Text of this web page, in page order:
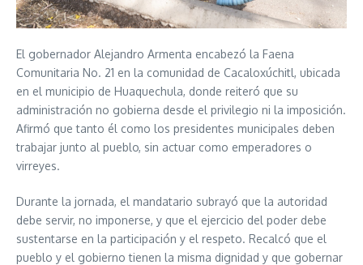
El gobernador Alejandro Armenta encabezó la Faena
Comunitaria No. 21 en la comunidad de Cacaloxúchitl, ubicada
en el municipio de Huaquechula, donde reiteró que su
administración no gobierna desde el privilegio ni la imposición.
Afirmó que tanto él como los presidentes municipales deben
trabajar junto al pueblo, sin actuar como emperadores o
virreyes.
Durante la jornada, el mandatario subrayó que la autoridad
debe servir, no imponerse, y que el ejercicio del poder debe
sustentarse en la participación y el respeto. Recalcó que el
pueblo y el gobierno tienen la misma dignidad y que gobernar